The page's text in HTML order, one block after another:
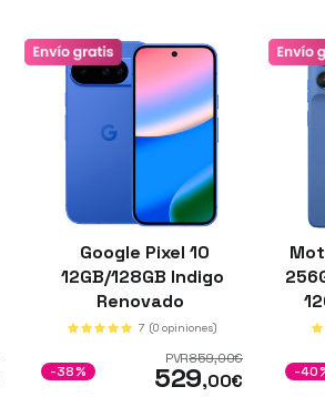
Google Pixel 10
12GB/128GB Indigo
Renovado
7 (0 opiniones)
PVR859,00€
529,00€
-38% -